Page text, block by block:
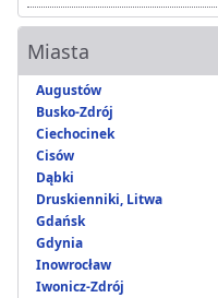
Miasta
Augustów
Busko-Zdrój
Ciechocinek
Cisów
Dąbki
Druskienniki, Litwa
Gdańsk
Gdynia
Inowrocław
Iwonicz-Zdrój